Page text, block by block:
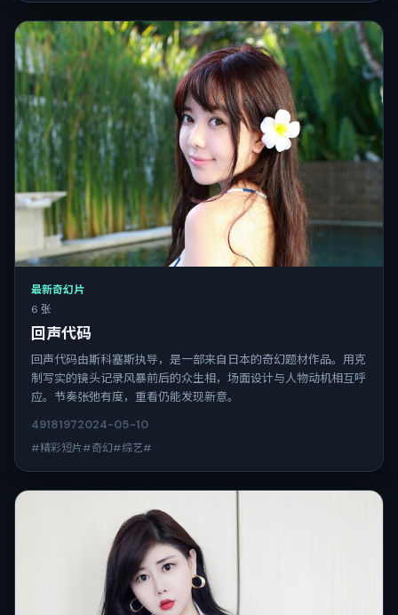
最新奇幻片
6 张
回声代码
回声代码由斯科塞斯执导，是一部来自日本的奇幻题材作品。用克
制写实的镜头记录风暴前后的众生相，场面设计与人物动机相互呼
应。节奏张弛有度，重看仍能发现新意。
49181972024-05-10
#精彩短片#奇幻#综艺#